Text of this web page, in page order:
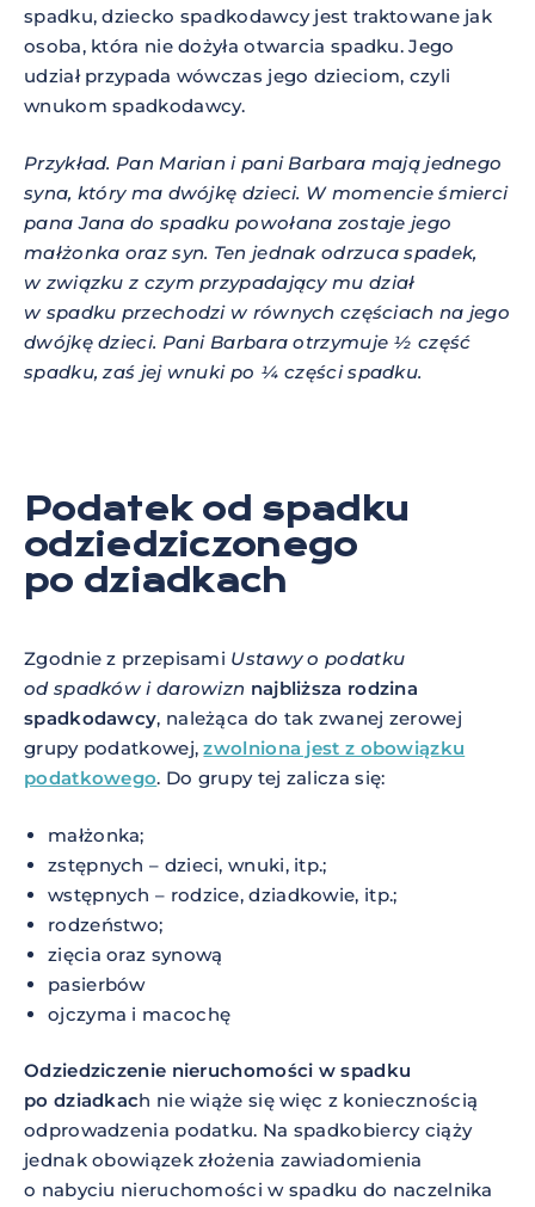
spadku, dziecko spadkodawcy jest traktowane jak
osoba, która nie dożyła otwarcia spadku. Jego
udział przypada wówczas jego dzieciom, czyli
wnukom spadkodawcy.
Przykład. Pan Marian i pani Barbara mają jednego
syna, który ma dwójkę dzieci. W momencie śmierci
pana Jana do spadku powołana zostaje jego
małżonka oraz syn. Ten jednak odrzuca spadek,
w związku z czym przypadający mu dział
w spadku przechodzi w równych częściach na jego
dwójkę dzieci. Pani Barbara otrzymuje ½ część
spadku, zaś jej wnuki po ¼ części spadku.
Podatek od spadku
odziedziczonego
po dziadkach
Zgodnie z przepisami Ustawy o podatku
od spadków i darowizn najbliższa rodzina
spadkodawcy, należąca do tak zwanej zerowej
grupy podatkowej,zwolniona jest z obowiązku
podatkowego. Do grupy tej zalicza się:
małżonka;
zstępnych – dzieci, wnuki, itp.;
wstępnych – rodzice, dziadkowie, itp.;
rodzeństwo;
zięcia oraz synową
pasierbów
ojczyma i macochę
Odziedziczenie nieruchomości w spadku
po dziadkach nie wiąże się więc z koniecznością
odprowadzenia podatku. Na spadkobiercy ciąży
jednak obowiązek złożenia zawiadomienia
o nabyciu nieruchomości w spadku do naczelnika